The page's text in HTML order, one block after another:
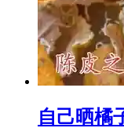
自己晒橘